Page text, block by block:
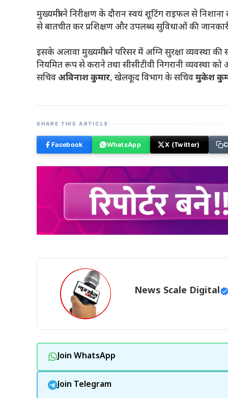
मुख्यमंत्री ने निरीक्षण के दौरान स्वयं शूटिंग राइफल से
से बातचीत कर प्रशिक्षण और उपलब्ध सुविधाओं की जानकारी
इसके अलावा मुख्यमंत्री ने परिसर में अग्नि सुरक्षा व्यवस्था
नियमित रूप से कराने तथा सीसीटीवी निगरानी व्यवस्था
सचिवअविनाश कुमार, खेलकूद विभाग के सचिवमुकेश
SHARE THIS ARTICLE
Facebook WhatsApp X (Twitter)
News Scale Digital
Join WhatsApp
Join Telegram